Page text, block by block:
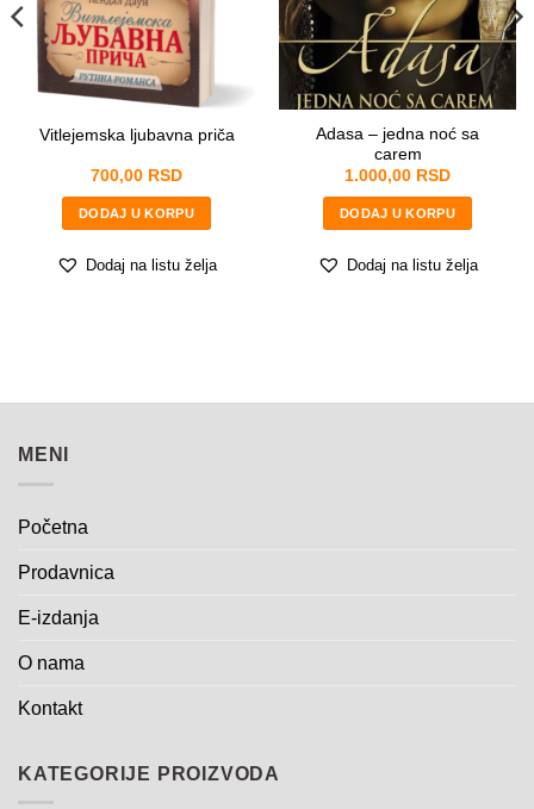
Vitlejemska ljubavna priča
700,00 RSD
DODAJ U KORPU
Dodaj na listu želja
Adasa – jedna noć sa
carem
1.000,00 RSD
DODAJ U KORPU
Dodaj na listu želja
MENI
Početna
Prodavnica
E-izdanja
O nama
Kontakt
KATEGORIJE PROIZVODA